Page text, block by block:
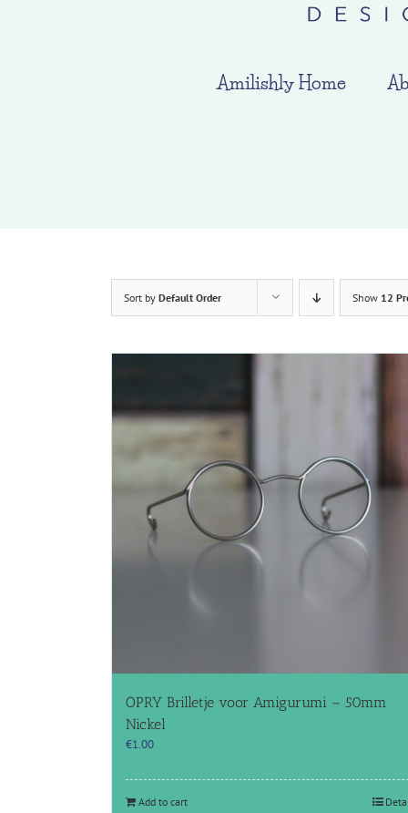
Amilishly Home
Sort by Default Order Show 12
OPRY Brilletje voor Amigurumi – 50mm
Nickel
€1.00
Add to cart